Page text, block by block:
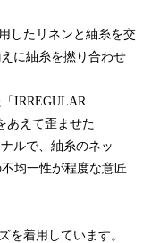
したリネンと紬糸を交
に紬糸を撚り合わせ
IRREGULAR
あえて歪ませた
ルで、紬糸のネッ
均一性が程度な意匠
を着用しています。